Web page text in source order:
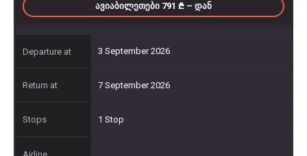
ᲐᲕᲘᲐᲑᲘᲚᲔᲗᲔᲑᲘ 791 – ᲓᲐᲜ
3 September 2026
7 September 2026
1 Stop